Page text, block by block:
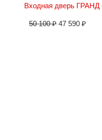
Входная дверь
50 100₽ 47 590 ₽